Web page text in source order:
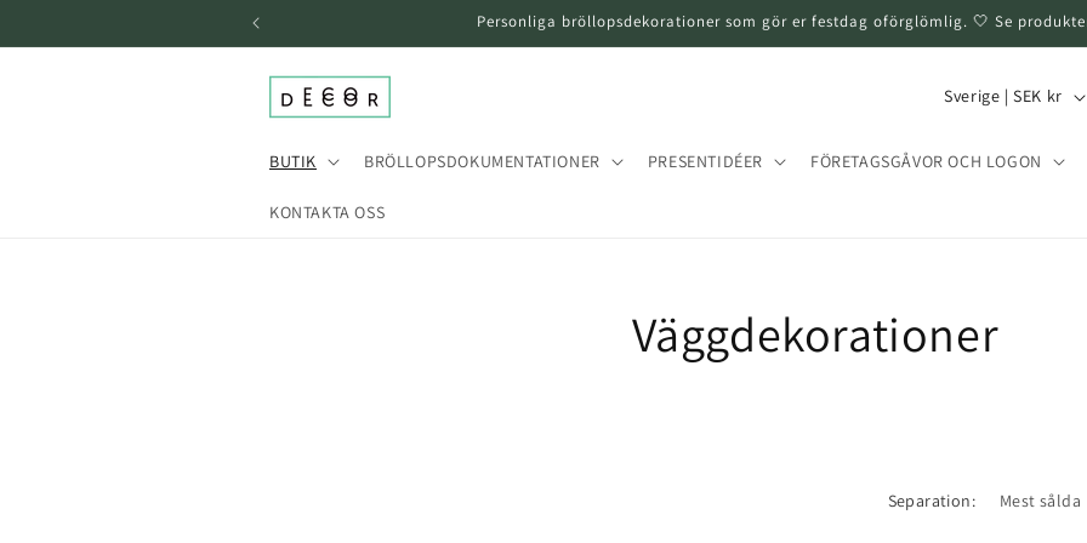
Personliga bröllopsdekorationer som gör er festdag oförglömlig. 🤍 Se
BUTIK BRÖLLOPSDOKUMENTATIONER PRESENTIDÉER FÖRETAGSGÅVOR OCH LOGON
KONTAKTA OSS
n
r
o
Sverige | SEK kr
Väggdekorationer
Separation: